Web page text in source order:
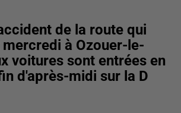
de la route qui
à Ozouer-le-
voitures sont entrées en
d'après-midi sur la D